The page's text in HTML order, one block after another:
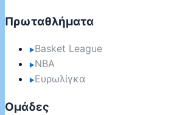
Πρωταθλήματα
▶Basket League
▶NBA
▶Ευρωλίγκα
Ομάδες